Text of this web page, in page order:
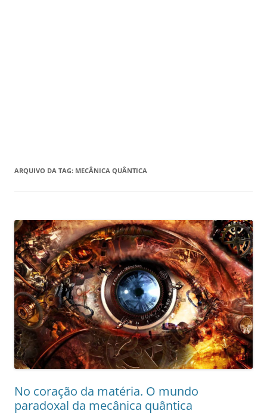
ARQUIVO DA TAG: MECÂNICA QUÂNTICA
No coração da matéria. O mundo
paradoxal da mecânica quântica